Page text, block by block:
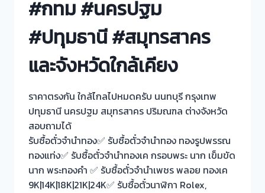
#กทม #นครปฐม
#ปทุมธานี #สมุทรสาคร
และจังหวัดใกล้เคียง
ราคาตรงกัน ใกล้ไกลไปหมดครับ นนทบุรี กรุงเทพ
ปทุมธานี นครปฐม สมุทรสาคร ปริมณฑล ต่างจังหวัด
สอบถามได้
รับซื้อตั๋วจำนำทอง✅ รับซื้อตั๋วจำนำทอง ทองรูปพรรณ
ทองแท่ง✅ รับซื้อตั๋วจำนำทองเค กรอบพระ นาก เข็มขัด
นาก พระทองคำ ✅ รับซื้อตั๋วจำนำเพชร พลอย ทองเค
9K|14K|18K|21K|24K✅ รับซื้อตั๋วนาฬิกา Rolex,